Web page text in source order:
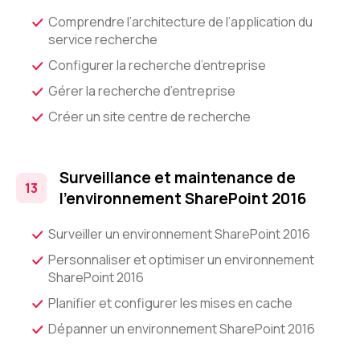
Comprendre l’architecture de l’application du
service recherche
Configurer la recherche d’entreprise
Gérer la recherche d’entreprise
Créer un site centre de recherche
Surveillance et maintenance de
l’environnement SharePoint 2016
Surveiller un environnement SharePoint 2016
Personnaliser et optimiser un environnement
SharePoint 2016
Planifier et configurer les mises en cache
Dépanner un environnement SharePoint 2016